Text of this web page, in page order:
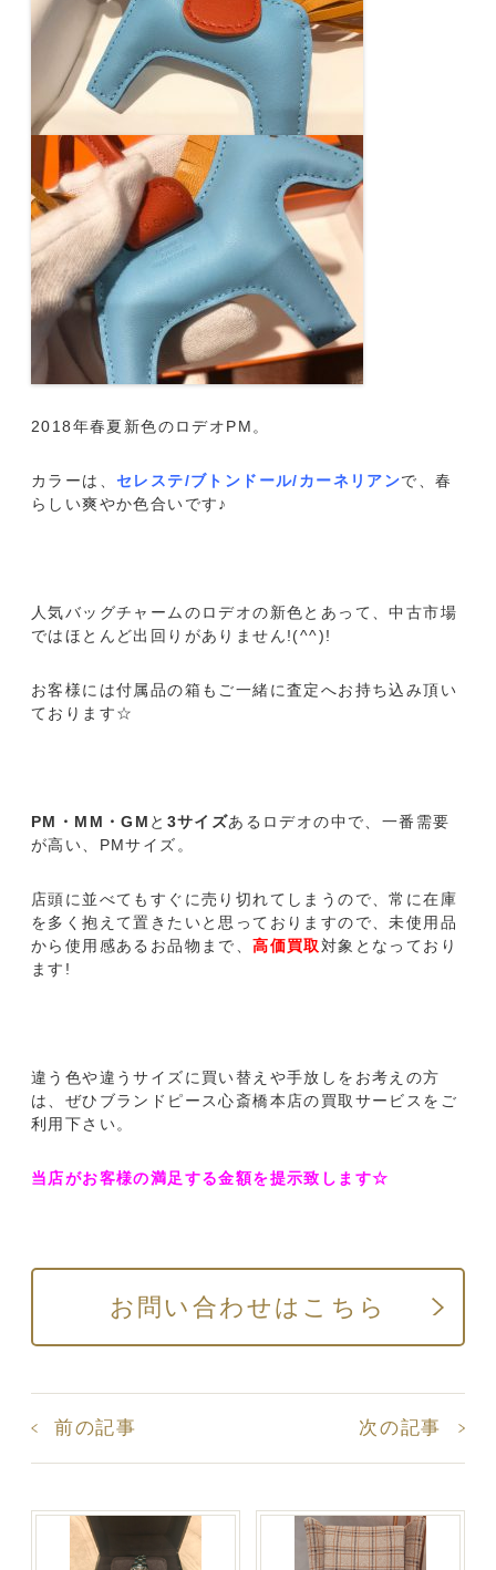
2018年春夏新色のロデオPM。
カラーは、 セレステ/ブトンドール/カーネリアンで、春
らしい爽やか色合いです♪
人気バッグチャームのロデオの新色とあって、中古市場
ではほとんど出回りがありません!(^^)!
お客様には付属品の箱もご一緒に査定へお持ち込み頂い
ております☆
PM・MM・GM と 3サイズあるロデオの中で、一番需要
が高い、PMサイズ。
店頭に並べてもすぐに売り切れてしまうので、常に在庫
を多く抱えて置きたいと思っておりますので、未使用品
から使用感あるお品物まで、高価買取対象となっており
ます!
違う色や違うサイズに買い替えや手放しをお考えの方
は、ぜひブランドピース心斎橋本店の買取サービスをご
利用下さい。
当店がお客様の満足する金額を提示致します☆
お問い合わせはこちら
前の記事 次の記事